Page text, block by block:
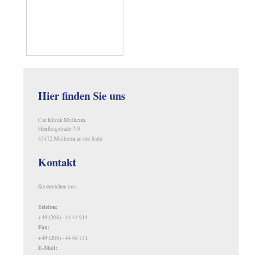
Hier finden Sie uns
Car Klinik Mülheim
Hänflingstraße 7-9
45472 Mülheim an der Ruhr
Kontakt
Sie erreichen uns:
Telefon:
+49 (208) - 44 44 914
Fax:
+49 (208) - 44 46 731
E-Mail: